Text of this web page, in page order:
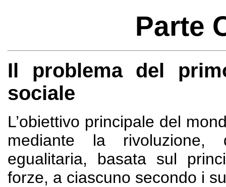
Parte
Il problema del
sociale
L’obiettivo principale del
mediante la rivoluzione,
egualitaria, basata sul
forze, a ciascuno secondo i